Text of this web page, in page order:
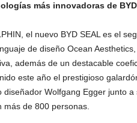
más innovadoras de BYD
el nuevo BYD SEAL es el
de diseño Ocean
además de un destacable
este año el prestigioso
Wolfgang Egger junto
de 800 personas.